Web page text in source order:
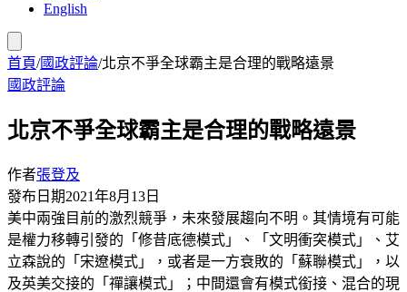
English
首頁/國政評論/北京不爭全球霸主是合理的戰略遠景
國政評論
北京不爭全球霸主是合理的戰略遠景
作者張登及
發布日期2021年8月13日
美中兩強目前的激烈競爭，未來發展趨向不明。其情境有可能
是權力移轉引發的「修昔底德模式」、「文明衝突模式」、艾
立森說的「宋遼模式」，或者是一方衰敗的「蘇聯模式」，以
及英美交接的「禪讓模式」；中間還會有模式銜接、混合的現